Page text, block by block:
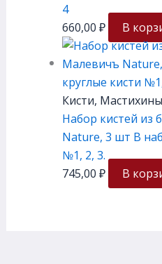
4
660,00 ₽ В
Кисти, Мастихины
Набор кистей из
Nature, 3 шт В
№1, 2, 3.
745,00 ₽ В